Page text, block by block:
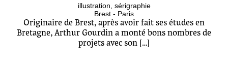
illustration sérigraphie
Brest - Paris
Originaire de Brest, après avoir fait ses études en
Bretagne, Arthur Gourdin a monté bons nombres de
projets avec son […]